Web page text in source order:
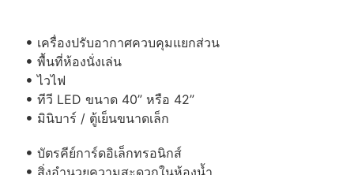
เครื่องปรับอากาศควบคุมแยกส่วน
พื้นที่ห้องนั่งเล่น
ไวไฟ
ทีวี LED ขนาด 40” หรือ 42”
มินิบาร์ / ตู้เย็นขนาดเล็ก
บัตรคีย์การ์ดอิเล็กทรอนิกส์
สิ่งอำนวยความสะดวกในห้องน้ำ